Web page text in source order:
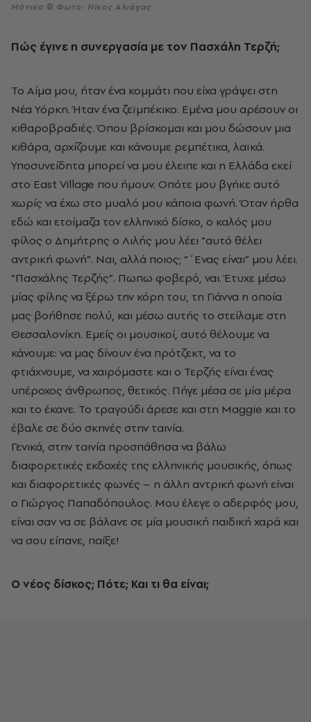
Μόνικα © Φωτο: Νίκος Αλιάγας
Πώς έγινε η συνεργασία με τον Πασχάλη Τερζή;
Το Αίμα μου, ήταν ένα κομμάτι που είχα γράψει στη
Νέα Υόρκη. Ήταν ένα ζεϊμπέκικο. Εμένα μου αρέσουν οι
κιθαροβραδιές. Όπου βρίσκομαι και μου δώσουν μια
κιθάρα, αρχίζουμε και κάνουμε ρεμπέτικα, λαϊκά.
Υποσυνείδητα μπορεί να μου έλειπε και η Ελλάδα εκεί
στο East Village που ήμουν. Οπότε μου βγήκε αυτό
χωρίς να έχω στο μυαλό μου κάποια φωνή. Όταν ήρθα
εδώ και ετοίμαζα τον ελληνικό δίσκο, ο καλός μου
φίλος ο Δημήτρης ο Λιλής μου λέει “αυτό θέλει
αντρική φωνή”. Ναι, αλλά ποιος; “΄Ενας είναι” μου λέει.
“Πασχάλης Τερζής”. Πωπω φοβερό, ναι. Έτυχε μέσω
μίας φίλης να ξέρω την κόρη του, τη Γιάννα η οποία
μας βοήθησε πολύ, και μέσω αυτής το στείλαμε στη
Θεσσαλονίκη. Εμείς οι μουσικοί, αυτό θέλουμε να
κάνουμε: να μας δίνουν ένα πρότζεκτ, να το
φτιάχνουμε, να χαιρόμαστε και ο Τερζής είναι ένας
υπέροχος άνθρωπος, θετικός. Πήγε μέσα σε μία μέρα
και το έκανε. Το τραγούδι άρεσε και στη Maggie και το
έβαλε σε δύο σκηνές στην ταινία.
Γενικά, στην ταινία προσπάθησα να βάλω
διαφορετικές εκδοχές της ελληνικής μουσικής, όπως
και διαφορετικές φωνές – η άλλη αντρική φωνή είναι
ο Γιώργος Παπαδόπουλος. Μου έλεγε ο αδερφός μου,
είναι σαν να σε βάλανε σε μία μουσική παιδική χαρά και
να σου είπανε, παίξε!
Ο νέος δίσκος; Πότε; Και τι θα είναι;